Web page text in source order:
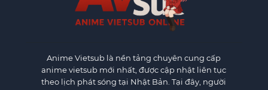
Anime Vietsub là nền tảng chuyên cung cấp
anime vietsub mới nhất, được cập nhật liên tục
theo lịch phát sóng tại Nhật Bản. Tại đây, người